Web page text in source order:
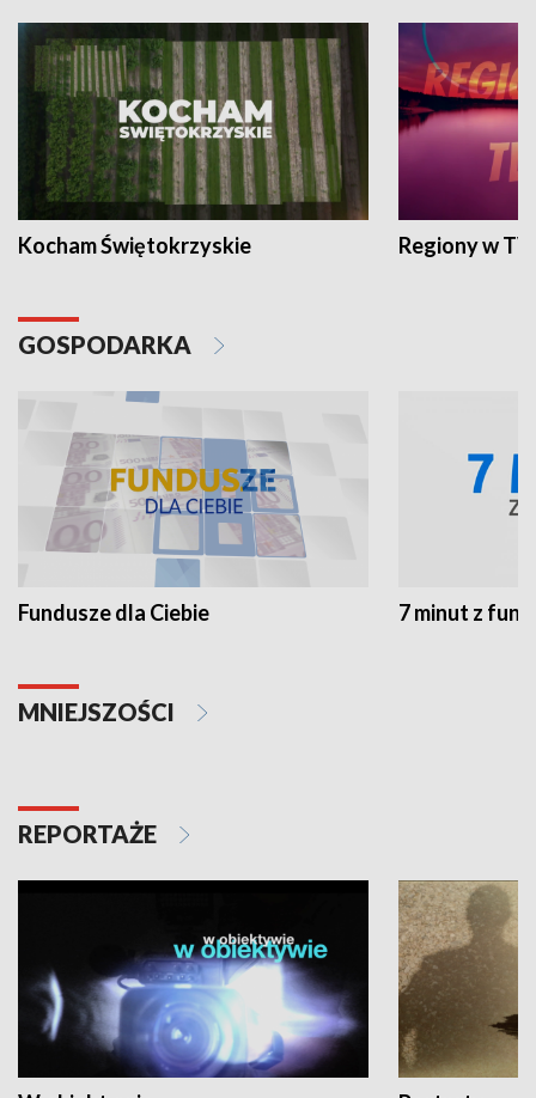
Kocham Świętokrzyskie Regiony w
GOSPODARKA
Fundusze dla Ciebie 7 minut z
MNIEJSZOŚCI
REPORTAŻE